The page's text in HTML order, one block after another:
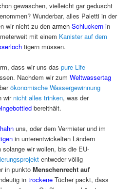
gewaschen, vielleicht gar geduscht
Wunderbar, alles Paletti in der
wir nicht zu denarmen Schluckern in
mit einem Kanister auf dem
tigern müssen.
dass wir uns daspure Life
Nachdem wir zumWeltwassertag
ökonomische Wassergewinnung
wir nicht alles trinken, was der
bereithält.
uns, oder dem Vermieter und im
in unterentwickelten Ländern
solange wir wollen, bis die EU-
entweder völlig
in punktoMenschenrecht auf
introckene Tücher packt, dass